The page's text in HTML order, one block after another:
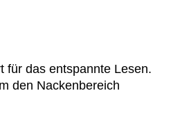
für das entspannte Lesen.
den Nackenbereich